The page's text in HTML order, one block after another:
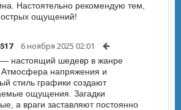
Настоятельно рекомендую тем,
острых ощущений!
6 ноября 2025 02:01
— настоящий шедевр в жанре
Атмосфера напряжения и
стиль графики создают
ощущения. Загадки
а враги заставляют постоянно